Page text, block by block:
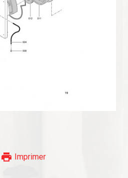
print Imprimer